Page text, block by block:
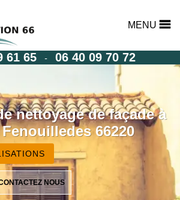
MENU
61 65 - 06 40 09 70 72
nettoyage de façade à
66220
NOUS